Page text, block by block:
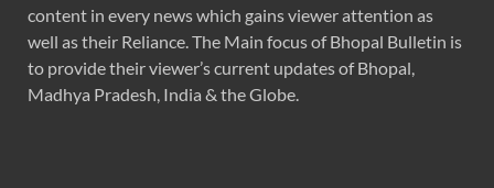
content in every news which gains viewer attention as
well as their Reliance. The Main focus of Bhopal Bulletin is
to provide their viewer’s current updates of Bhopal,
Madhya Pradesh, India & the Globe.